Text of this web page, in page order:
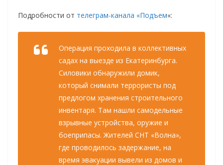
Подробности от телеграм-канала «Подъем«:
Операция проходила в коллективных
садах на выезде из Екатеринбурга.
Силовики обнаружили домик,
который снимали террористы под
предлогом хранения строительного
инвентаря. Там нашли самодельные
взрывные устройства, оружие и
боеприпасы. Жителей СНТ «Волна»,
где проводилось задержание, на
время эвакуации вывели из домов и